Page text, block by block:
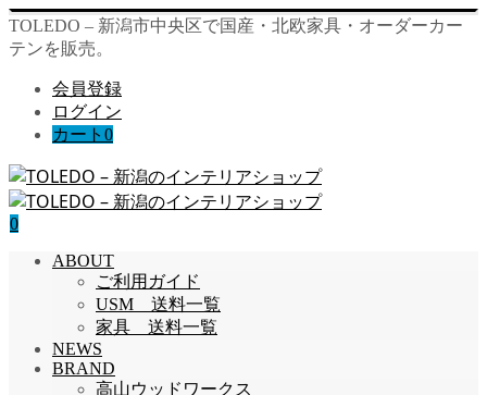
TOLEDO – 新潟市中央区で国産・北欧家具・オーダーカー
テンを販売。
会員登録
ログイン
カート 0
0
ABOUT
ご利用ガイド
USM 送料一覧
家具 送料一覧
NEWS
BRAND
高山ウッドワークス